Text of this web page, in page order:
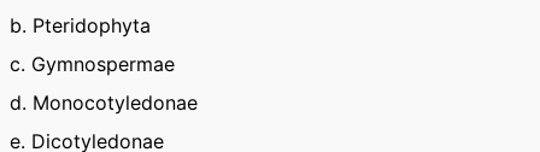
b. Pteridophyta
c. Gymnospermae
d. Monocotyledonae
e. Dicotyledonae